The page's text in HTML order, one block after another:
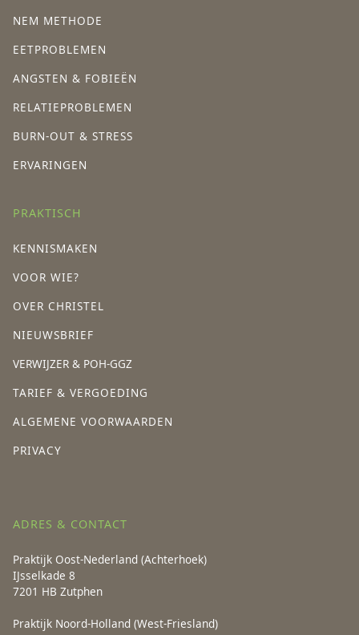
NEM METHODE
EETPROBLEMEN
ANGSTEN & FOBIEËN
RELATIEPROBLEMEN
BURN-OUT & STRESS
ERVARINGEN
PRAKTISCH
KENNISMAKEN
VOOR WIE?
OVER CHRISTEL
NIEUWSBRIEF
VERWIJZER & POH-GGZ
TARIEF & VERGOEDING
ALGEMENE VOORWAARDEN
PRIVACY
ADRES & CONTACT
Praktijk Oost-Nederland (Achterhoek)
IJsselkade 8
7201 HB Zutphen
Praktijk Noord-Holland (West-Friesland)